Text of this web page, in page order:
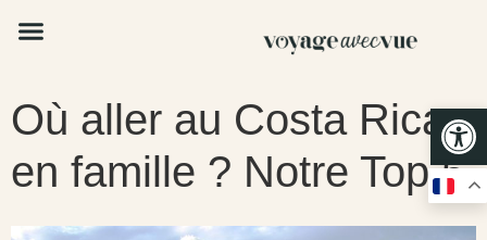
Où aller au Costa Rica
en famille ? Notre Top 5